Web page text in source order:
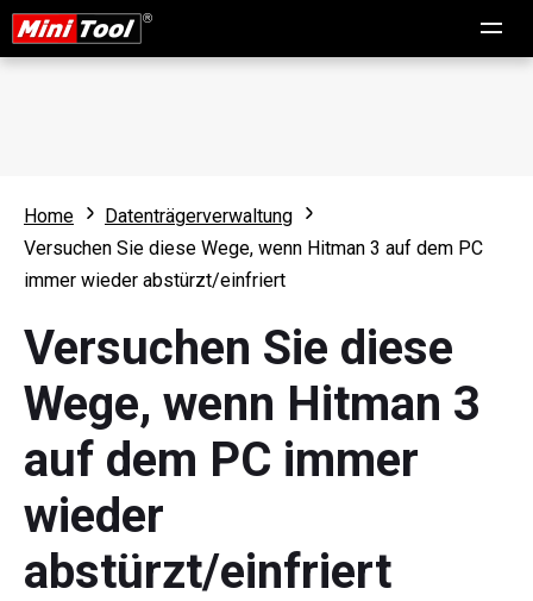
Home
Datenträgerverwaltung
Versuchen Sie diese Wege, wenn Hitman 3 auf dem PC
immer wieder abstürzt/einfriert
Versuchen Sie diese
Wege, wenn Hitman 3
auf dem PC immer
wieder
abstürzt/einfriert